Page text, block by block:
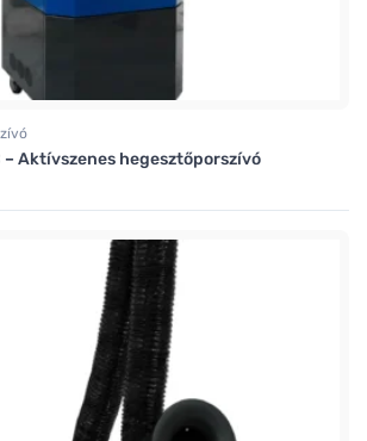
– Aktívszenes hegesztőporszívó